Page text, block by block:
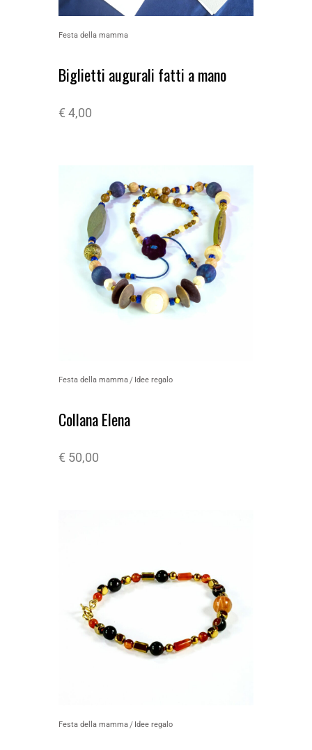
Festa della mamma
Biglietti augurali fatti a mano
€ 4,00
Festa della mamma Idee regalo
Collana Elena
€ 50,00
Festa della mamma Idee regalo